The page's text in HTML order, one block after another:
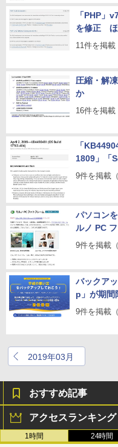
「PHP」
を修正
11件を掲載
圧縮・解
か
16件を掲載
「
1809」「
9件を掲載
パソコン
ルノ PC
9件を掲載
バックア
p」が期
9件を掲載
2019年03月
おすすめ記事
アクセスランキング
1時間 24時間